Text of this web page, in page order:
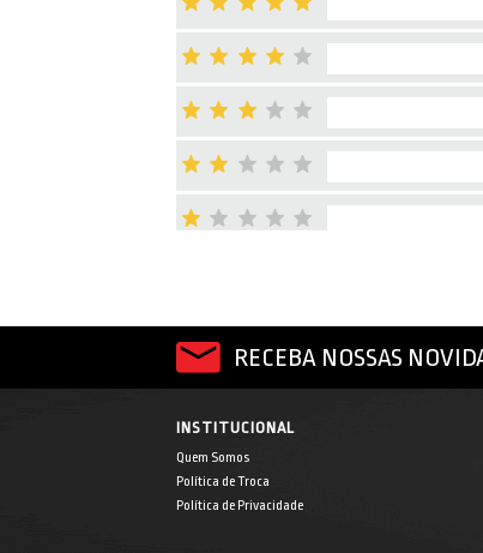
RECEBA NOSSAS
INSTITUCIONAL
Quem Somos
Política de Troca
Política de Privacidade